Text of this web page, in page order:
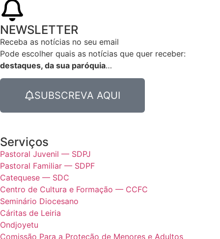
NEWSLETTER
Receba as notícias no seu email​
Pode escolher quais as notícias que quer receber:
destaques, da sua paróquia…
SUBSCREVA AQUI
Serviços
Pastoral Juvenil — SDPJ
Pastoral Familiar — SDPF
Catequese — SDC
Centro de Cultura e Formação — CCFC
Seminário Diocesano
Cáritas de Leiria
Ondjoyetu
Comissão Para a Proteção de Menores e Adultos